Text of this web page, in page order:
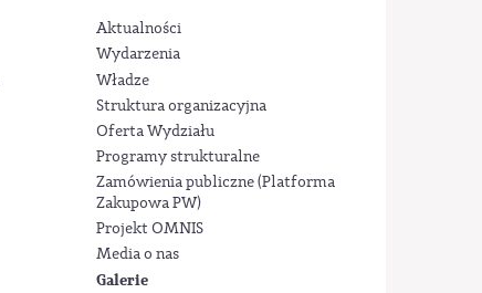
Aktualności
Wydarzenia
Władze
Struktura organizacyjna
Oferta Wydziału
Programy strukturalne
Zamówienia publiczne (Platforma
Zakupowa PW)
Projekt OMNIS
Media o nas
Galerie